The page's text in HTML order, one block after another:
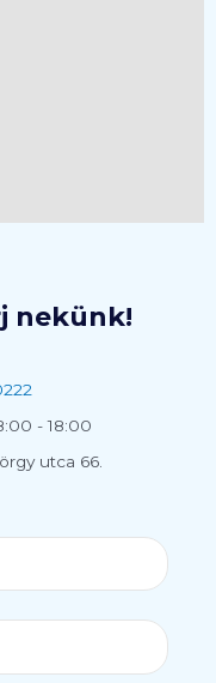
nekünk!
- 18:00
utca 66.